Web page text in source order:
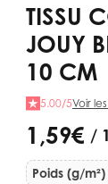
TISSU
JOUY
10 CM
5.00/5Voir
1,59 € /
Poids (g/